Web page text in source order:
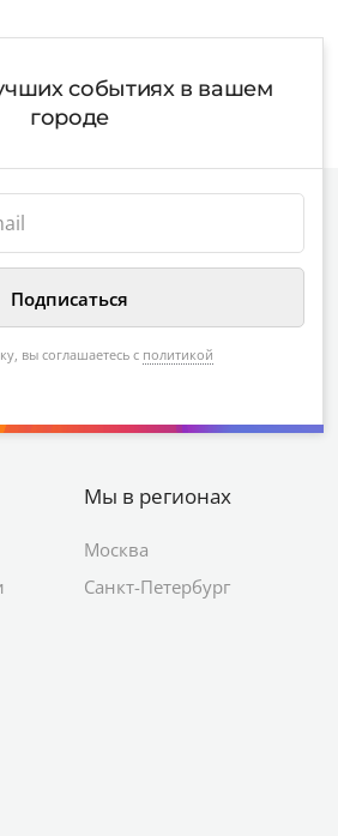
событиях в вашем
городе
вы соглашаетесь с политикой
Мы в регионах
Москва
Санкт-Петербург